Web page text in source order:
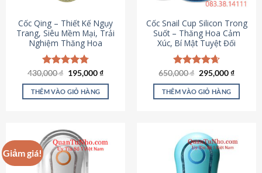
Cốc Qing – Thiết Kế Ngụy
Trang, Siêu Mềm Mại, Trải
Nghiệm Thăng Hoa
Được xếp
hạng4.78
5 sao
430,000₫ Giá
là:
430,000 ₫.
195,000₫Giá
tại
THÊM VÀO GIỎ HÀNG
Cốc Snail Cup Silicon Trong
Suốt – Thăng Hoa Cảm
Xúc, Bí Mật Tuyệt Đối
Được xếp
hạng4.69
5 sao
650,000₫ Giá
là:
650,000 ₫.
295,000₫Giá
tại
THÊM VÀO GIỎ HÀNG
Giảm giá!